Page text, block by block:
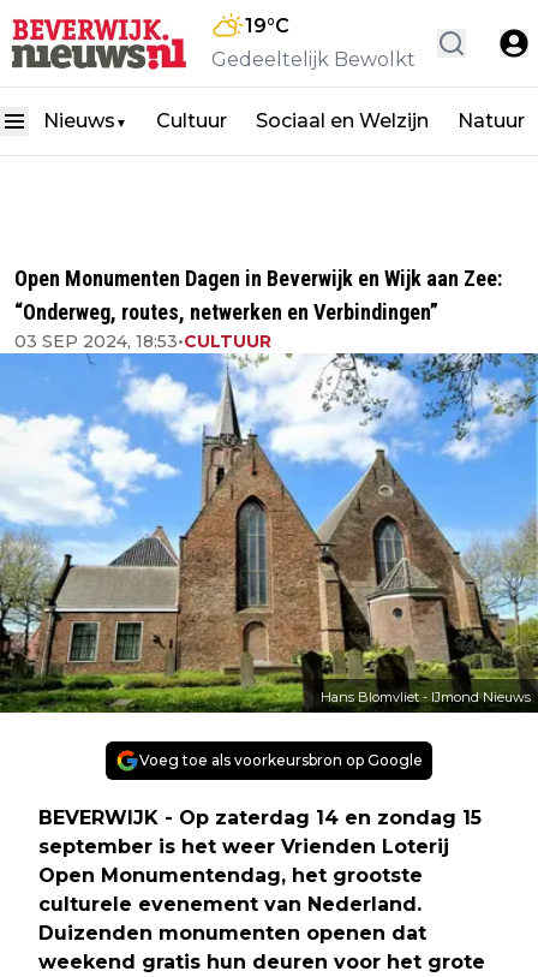
19°C
Gedeeltelijk Bewolkt
Nieuws ▼ Cultuur Sociaal en Welzijn Natuur
Open Monumenten Dagen in Beverwijk en Wijk aan Zee:
“Onderweg, routes, netwerken en Verbindingen”
03 SEP 2024, 18:53•CULTUUR
Hans Blomvliet - IJmond Nieuws
Voeg toe als voorkeursbron op Google
BEVERWIJK - Op zaterdag 14 en zondag 15
september is het weer Vrienden Loterij
Open Monumentendag, het grootste
culturele evenement van Nederland.
Duizenden monumenten openen dat
weekend gratis hun deuren voor het grote